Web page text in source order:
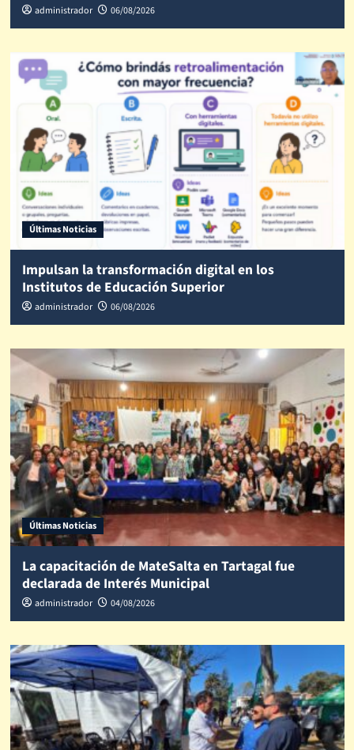
administrador 06/08/2026
Últimas Noticias
Impulsan la transformación digital en los
Institutos de Educación Superior
administrador 06/08/2026
Últimas Noticias
La capacitación de MateSalta en Tartagal fue
declarada de Interés Municipal
administrador 04/08/2026